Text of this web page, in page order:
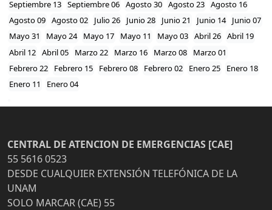
Septiembre 13 Septiembre 06 Agosto 30 Agosto 23 Agosto 16
Agosto 09 Agosto 02 Julio 26 Junio 28 Junio 21 Junio 14
Junio 07
Mayo 31
Mayo 24 Mayo 17 Mayo 11 Mayo 03 Abril 26 Abril 19
Abril 12 Abril 05 Marzo 22 Marzo 16 Marzo 08
Marzo 01
Febrero 22
Febrero 15 Febrero 08 Febrero 02 Enero 25
Enero 18
Enero 11
Enero 04
CENTRAL DE ATENCION DE EMERGENCIAS [CAE]
55 5616 0523
DESDE CUALQUIER EXTENSIÓN TELEFÓNICA DE LA
UNAM
SOLO MARCAR (CAE) 55